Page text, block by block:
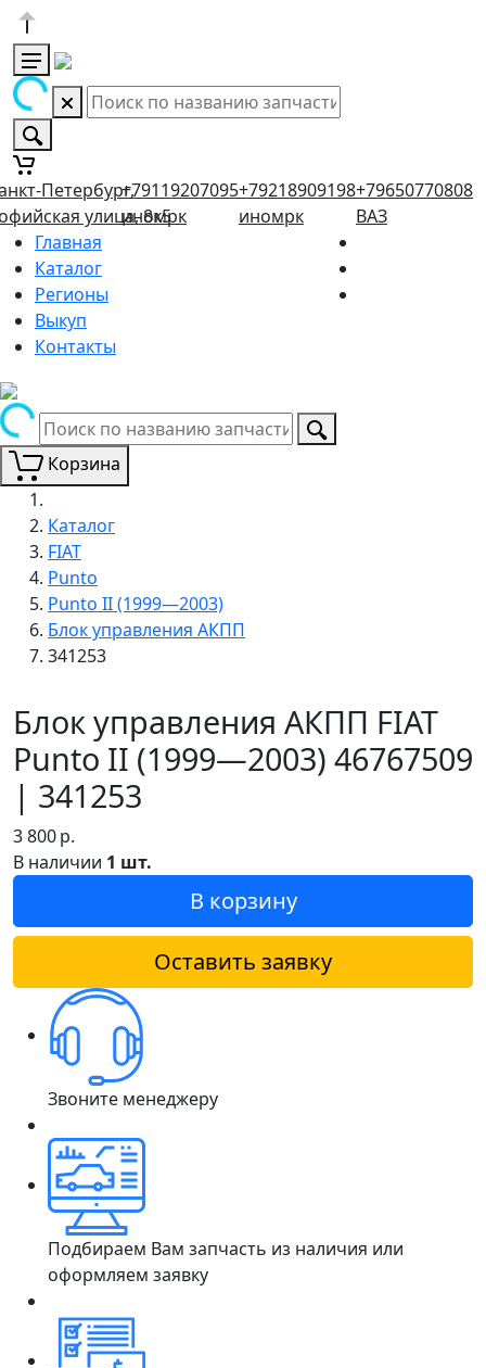
Петербург,
улица, 8к5
+79119207095
иномрк
+79218909198
иномрк
+79650770808
ВАЗ
Главная
Каталог
Регионы
Выкуп
Контакты
Корзина
Каталог
FIAT
Punto
Punto II (1999—2003)
Блок управления АКПП
341253
Блок управления АКПП FIAT
Punto II (1999—2003) 46767509
| 341253
3 800р.
В наличии 1 шт.
В корзину
Оставить заявку
Звоните менеджеру
Подбираем Вам запчасть из наличия или
оформляем заявку